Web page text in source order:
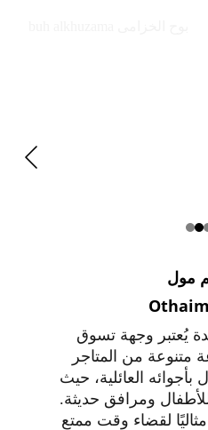
يُعتبر وجهة تسوق
متنوعة من المتاجر
بأجوائه العائلية، حيث
ومرافق حديثة.
لقضاء وقت ممتع
مول